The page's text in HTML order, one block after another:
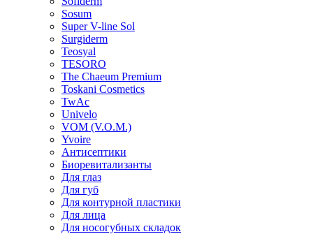
Sosum
Super V-line Sol
Surgiderm
Teosyal
TESORO
The Chaeum Premium
Toskani Cosmetics
TwAc
Univelo
VOM (V.O.M.)
Yvoire
Антисептики
Биоревитализанты
Для глаз
Для губ
Для контурной пластики
Для лица
Для носогубных складок